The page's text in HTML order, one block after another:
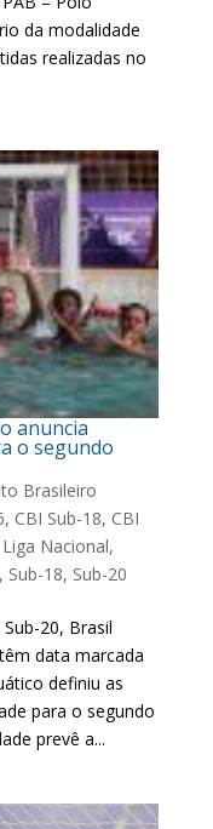
da modalidade
realizadas no
anuncia
o segundo
Brasileiro
, CBI Sub-18, CBI
Liga Nacional,
, Sub-18, Sub-20
20, Brasil
data marcada
definiu as
para o segundo
prevê a...